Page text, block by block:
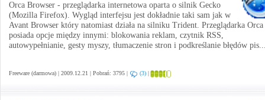
Orca Browser - przeglądarka internetowa oparta o silnik Gecko
(Mozilla Firefox). Wygląd interfejsu jest dokładnie taki sam jak w
Avant Browser który natomiast działa na silniku Trident. Przeglądarka Orca
posiada opcje między innymi: blokowania reklam, czytnik RSS,
autowypełnianie, gesty myszy, tłumaczenie stron i podkreślanie błędów
Freeware (darmowa) | 2009.12.21 | Pobrań: 3795 | (3) |